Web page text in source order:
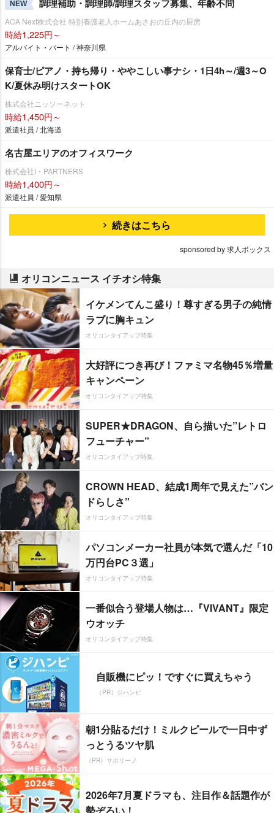
NEW 調理補助・調理師/調理スタッフ募集、年齢不問
ACA Next株式会社 特別養護老人ホームあさおの丘内の厨房
時給1,225円～
アルバイト・パート / 神奈川県
保育士/ピアノ・持ち帰り・ややこしい事ナシ・1日4h～/週3～O
K/夏休み明けスタートOK
株式会社ニッソーネット
時給1,450円～
派遣社員 / 北海道
名古屋エリアのオフィスワーク
株式会社I・PARTNERS
時給1,400円～
派遣社員 / 愛知県
続きはこちら
sponsored by 求人ボックス
オリコンニュース イチオシ特集
イケメンてんこ盛り！尊すぎる男子の純情
ラブに胸キュン
オリコンタイアップ特集
大好評につき再び！ファミマ名物45％増量
キャンペーン
オリコンタイアップ特集
SUPER★DRAGON、自ら描いた”レトロ
フューチャー”
オリコンタイアップ特集
CROWN HEAD、結成1周年で見えた”バン
ドらしさ”
オリコンタイアップ特集
パソコンメーカー社員が本気で選んだ「10
万円台PC３選」
オリコンタイアップ特集
一番似合う登場人物は…『VIVANT』限定
ウオッチ
オリコンタイアップ特集
自販機にピッ！ですぐに買えちゃう
（PR）ジハンピ
朝1分貼るだけ！ミルクピールで一日中ず
っとうるツヤ肌
（PR）サボリーノ
2026年7月夏ドラマも、注目作＆話題作が
勢ぞろい！